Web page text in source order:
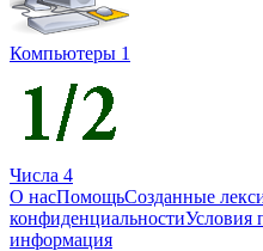
Компьютеры 1
Числа 4
О насПомощьСозданные
конфиденциальностиУсловия
информация